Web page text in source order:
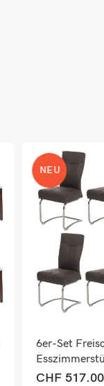
NEU
6er-Set
Wildleder grau
CHF517.00